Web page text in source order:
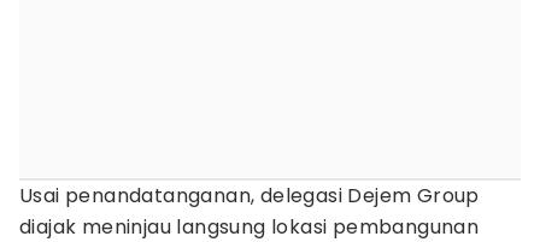
Usai penandatanganan, delegasi Dejem Group
diajak meninjau langsung lokasi pembangunan